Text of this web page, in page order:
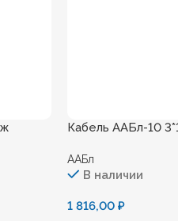
Кабель ААБл-10
ААБл
В наличии
1 816,00₽